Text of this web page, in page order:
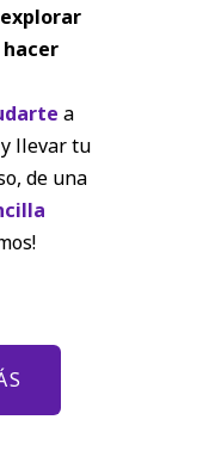
explorar
hacer
a
llevar tu
de una